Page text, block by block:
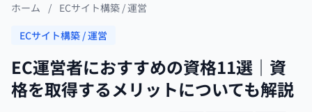
ホーム / ECサイト構築 / 運営
ECサイト構築 / 運営
EC運営者におすすめの資格11選｜資
格を取得するメリットについても解説